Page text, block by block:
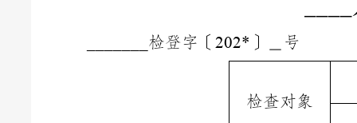
检登字〔 202* 〕＿号
检查对象